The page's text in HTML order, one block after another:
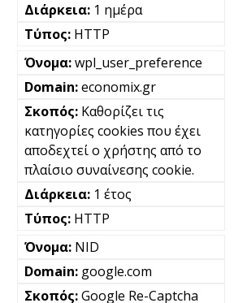
1 ημέρα
HTTP
wpl_user_preference
economix.gr
Καθορίζει τις
κατηγορίες cookies που έχει
αποδεχτεί ο χρήστης από το
πλαίσιο συναίνεσης cookie.
1 έτος
HTTP
NID
google.com
Google Re-Captcha